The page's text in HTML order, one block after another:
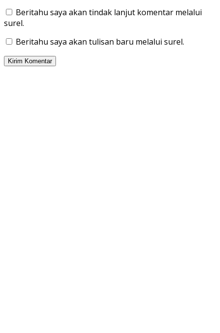
Beritahu saya akan tindak lanjut komentar melalui
surel.
Beritahu saya akan tulisan baru melalui surel.